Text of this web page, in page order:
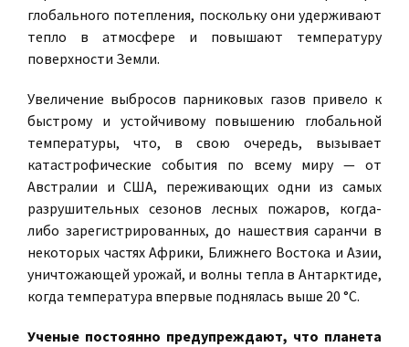
глобального потепления, поскольку они удерживают
тепло в атмосфере и повышают температуру
поверхности Земли.
Увеличение выбросов парниковых газов привело к
быстрому и устойчивому повышению глобальной
температуры, что, в свою очередь, вызывает
катастрофические события по всему миру — от
Австралии и США, переживающих одни из самых
разрушительных сезонов лесных пожаров, когда-
либо зарегистрированных, до нашествия саранчи в
некоторых частях Африки, Ближнего Востока и Азии,
уничтожающей урожай, и волны тепла в Антарктиде,
когда температура впервые поднялась выше 20 °C.
Ученые постоянно предупреждают, что планета